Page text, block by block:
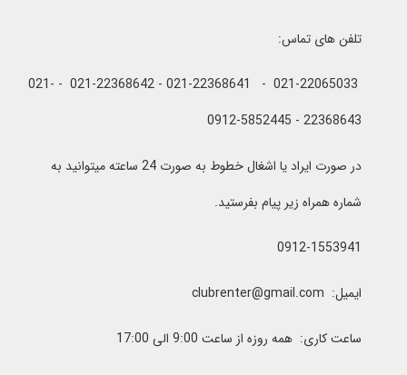
تلفن های تماس:
021-22065033 - 021-22368641 - 021-22368642 - 021-
22368643 - 0912-5852445
در صورت ایراد یا اشغال خطوط به صورت 24 ساعته میتوانید به
شماره همراه زیر پیام بفرستید.
0912-1553941
ایمیل: clubrenter@gmail.com
ساعت کاری: همه روزه از ساعت 9:00 الی 17:00